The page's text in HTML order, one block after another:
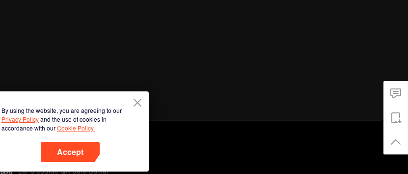
By using the website, you are agreeing to our
Privacy Policyand the use of cookies in
accordance with ourCookie Policy.
Accept
Ler o código QR para baixar